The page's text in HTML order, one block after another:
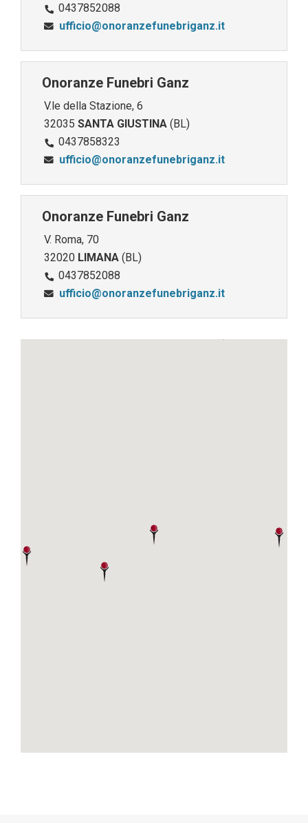
0437852088
ufficio@onoranzefunebriganz.it
Onoranze Funebri Ganz
V.le della Stazione, 6
32035 SANTA GIUSTINA (BL)
0437858323
ufficio@onoranzefunebriganz.it
Onoranze Funebri Ganz
V. Roma, 70
32020 LIMANA (BL)
0437852088
ufficio@onoranzefunebriganz.it